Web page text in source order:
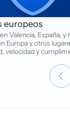
europeos
Valencia, España,
Europa y otros
velocidad y